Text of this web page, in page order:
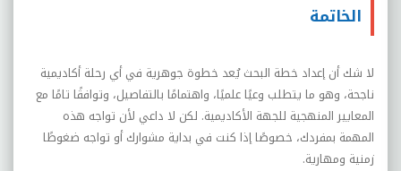
الخاتمة
لا شك أن إعداد خطة البحث يُعد خطوة جوهرية في أي رحلة أكاديمية
ناجحة، وهو ما يتطلب وعيًا علميًا، واهتمامًا بالتفاصيل، وتوافقًا تامًا مع
المعايير المنهجية للجهة الأكاديمية. لكن لا داعي لأن تواجه هذه
المهمة بمفردك، خصوصًا إذا كنت في بداية مشوارك أو تواجه ضغوطًا
زمنية ومهارية.